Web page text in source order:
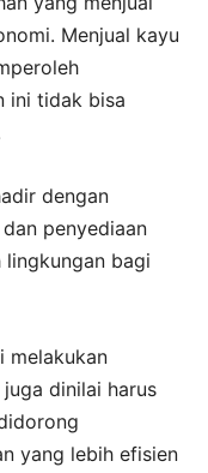
Menjual kayu
ini tidak bisa
dengan
penyediaan
bagi
melakukan
dinilai harus
yang lebih efisien